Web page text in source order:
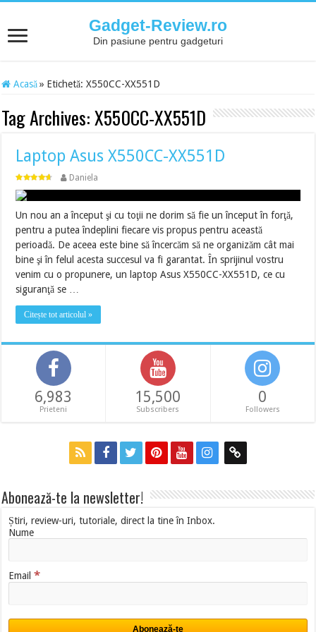
Gadget-Review.ro
Din pasiune pentru gadgeturi
Acasă » Etichetă:X550CC-XX551D
Tag Archives:X550CC-XX551D
Laptop Asus X550CC-XX551D
Daniela
Un nou an a început şi cu toţii ne dorim să fie un început în forţă,
pentru a putea îndeplini fiecare vis propus pentru această
perioadă. De aceea este bine să încercăm să ne organizăm cât mai
bine şi în felul acesta succesul va fi garantat. În sprijinul vostru
venim cu o propunere, un laptop Asus X550CC-XX551D, ce cu
siguranţă se …
Citește tot articolul »
6,983
Prieteni
15,500
Subscribers
0
Followers
Abonează-te la newsletter!
Știri, review-uri, tutoriale, direct la tine în Inbox.
Nume
Email*